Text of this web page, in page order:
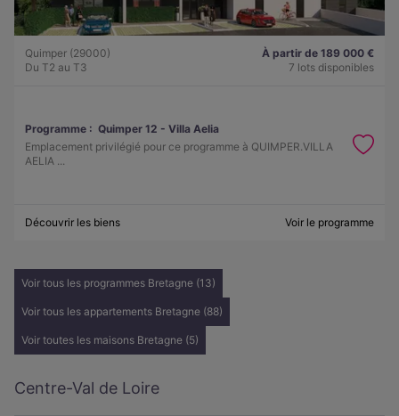
Quimper (29000)
Du T2 au T3
À partir de 189 000 €
7 lots disponibles
Programme : Quimper 12 - Villa Aelia
Emplacement privilégié pour ce programme à QUIMPER.VILLA
AELIA ...
Découvrir les biens Voir le programme
Voir tous les programmes Bretagne (13)
Voir tous les appartements Bretagne (88)
Voir toutes les maisons Bretagne (5)
Centre-Val de Loire